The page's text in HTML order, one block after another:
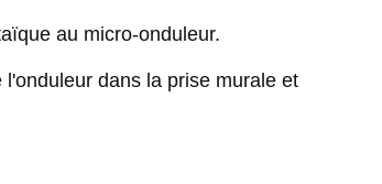
au micro-onduleur.
dans la prise murale et